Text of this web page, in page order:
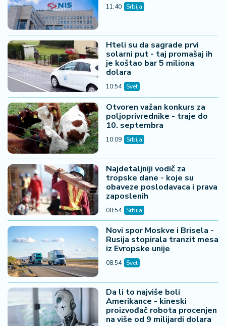
11:40 Srbija
Hteli su da sagrade prvi
solarni put - taj promašaj ih
je koštao bar 5 miliona
dolara
10:54 Svet
Otvoren važan konkurs za
poljoprivrednike - traje do
10. septembra
10:09 Srbija
Najdetaljniji vodič za
tropske dane - koje su
obaveze poslodavaca i prava
zaposlenih
08:54 Srbija
Novi spor Moskve i Brisela -
Rusija stopirala tranzit mesa
iz Evropske unije
08:54 Svet
Da li to najviše boli
Amerikance - kineski
proizvođač robota procenjen
na više od 9 milijardi dolara